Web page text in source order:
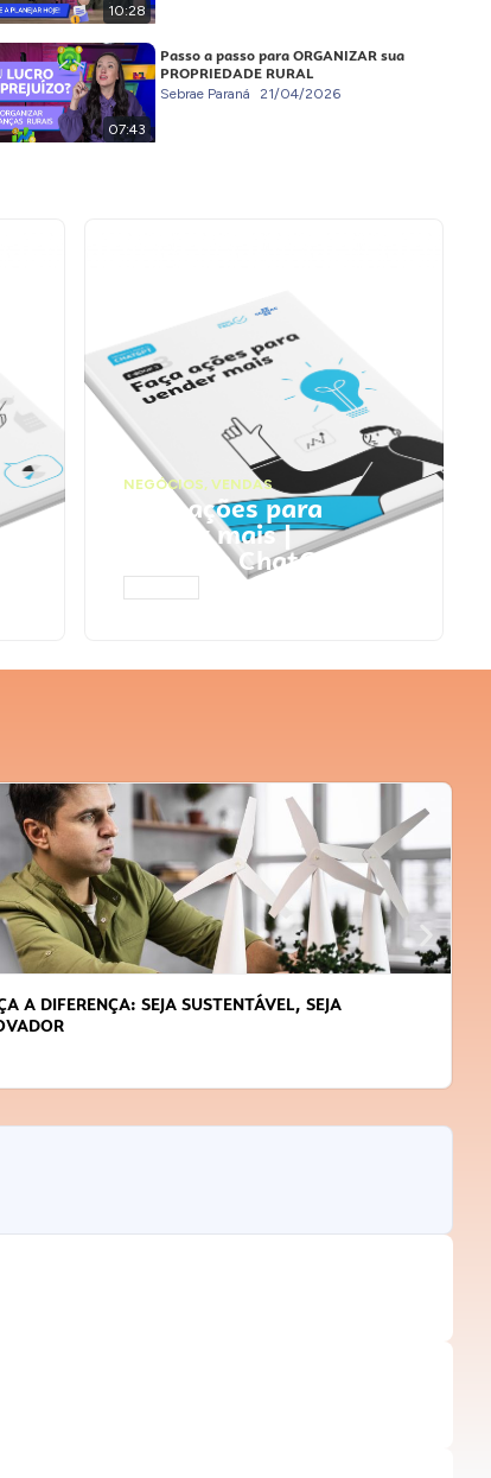
10:28
07:43
Passo a passo para ORGANIZAR sua
PROPRIEDADE RURAL
Sebrae Paraná 21/04/2026
NEGÓCIOS, VENDAS
Faça ações para
vender mais |
Prompts ChatGPT
APRENDA A GERENCIAR O SEU TEMPO